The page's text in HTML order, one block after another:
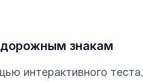
знакам
интерактивного теста.